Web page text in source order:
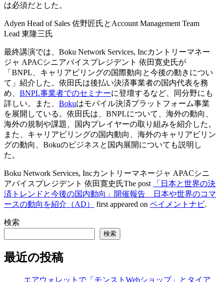
は必須だとした。
Adyen Head of Sales 佐野匠氏とAccount Management Team
Lead 東隆三氏
最終講演では、Boku Network Services, Incカントリーマネー
ジャ APACシニアバイスプレジデント 依田寛史氏が
「BNPL、キャリアビリングの国際動向と今後の動きについ
て」紹介した。依田氏は後払い決済事業者の国内代表を務
め、 BNPL事業者でのセミナーに登壇するなど、同分野にも
詳しい。また、 Bokuはモバイル決済プラットフォーム事業
を展開している。依田氏は、BNPLについて、海外の動向、
海外の規制や課題、国内プレイヤーの取り組みを紹介した。
また、キャリアビリングの国内動向、海外のキャリアビリン
グの動向、Bokuのビジネスと国内展開についても説明し
た。
Boku Network Services, Incカントリーマネージャ APACシニ
アバイスプレジデント 依田寛史氏The post
「日本と世界の決
済トレンドと今後の国内動向」開催報告 日本や世界のコマ
ースの動向を紹介（AD）
first appeared on ペイメントナビ.
検索
検索
最近の投稿
エアウォレットで「モンストWebショップ」とタイア